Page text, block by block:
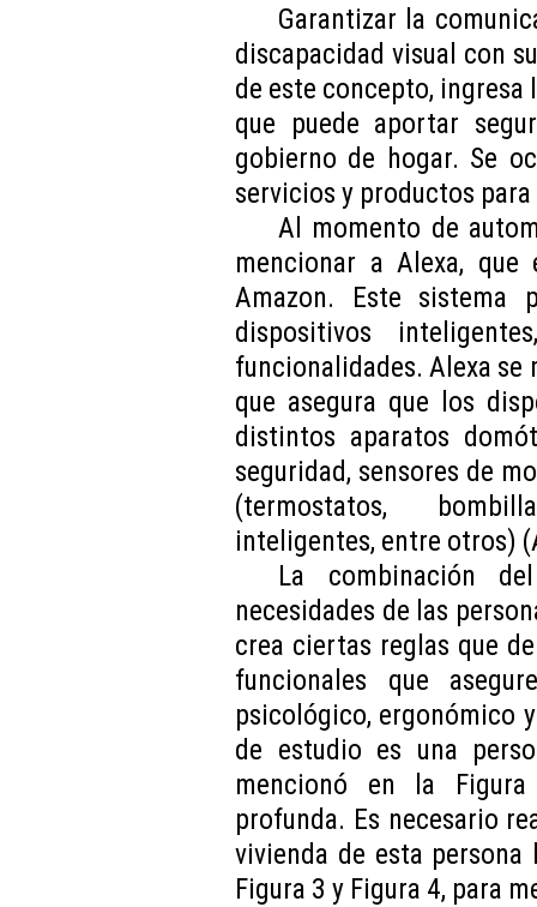
Garantizar la
discapacidad visual con
de este concepto,
que puede aportar
gobierno de hogar. Se
servicios y productos
Al momento de
mencionar a Alexa,
Amazon. Este sistema
dispositivos
funcionalidades. Alexa
que asegura que los
distintos aparatos
seguridad, sensores de
(termostatos,
inteligentes, entre otros)
La combinación
necesidades de las
crea ciertas reglas que
funcionales que
psicológico, ergonómico
de estudio es una
mencionó en la
profunda. Es necesario
vivienda de esta
Figura 3 y Figura 4, para